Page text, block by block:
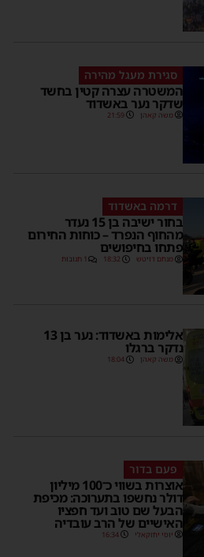
סגירת מעגל מהירה
המשטרה עצרה קטין בחשד
שדקר נער באשדוד
משה קאהן 21:59
דרמה באשדוד
בחור ישיבה בן 15 נעדר
מהחוף הנפרד – כוחות החירום
פתחו בחיפושים
מנחם דויטש 18:32 1 תגובות
אלימות באשדוד: נער בן 13
נדקר ברגלו
משה קאהן 18:04
פעם בדור
אוצרות בשווי כ־100 מיליון
דולר נחשפו בתערוכה: מכיפת
הבעל שם טוב ועד חפציו
האישיים של הרב עובדיה
יוסי יחזקאלי 16:34